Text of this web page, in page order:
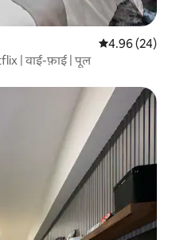
औसत रेटिंग 5 में
4.96 (24)
| वाई-फ़ाई | पूल